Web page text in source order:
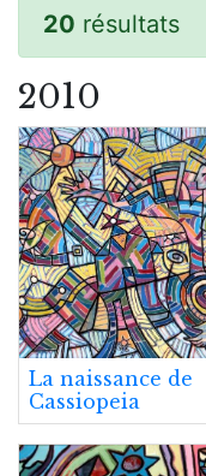
20 résultats
2010
La naissance de
Cassiopeia